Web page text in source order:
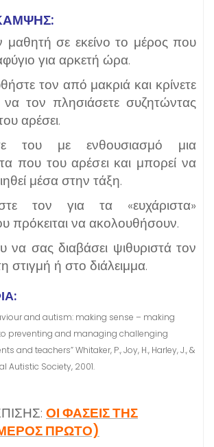
μαθητή σε εκείνο το μέρος που
για αρκετή ώρα.
τον από μακριά και κρίνετε
τον πλησιάσετε συζητώντας
αρέσει.
του με ενθουσιασμό μια
που του αρέσει και μπορεί να
μέσα στην τάξη.
τον για τα «ευχάριστα»
πρόκειται να ακολουθήσουν.
να σας διαβάσει ψιθυριστά τον
στιγμή ή στο διάλειμμα.
and autism: making sense – making
preventing and managing challenging
and teachers” Whitaker, P., Joy, H., Harley, J., &
Autistic Society, 2001.
ΟΙ ΦΑΣΕΙΣ ΤΗΣ
ΠΡΩΤΟ)